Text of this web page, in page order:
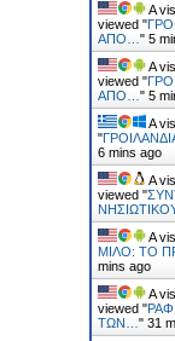
A
viewed "
ΑΠΟ… " 5
A
viewed "
ΑΠΟ… " 5
A
"
6 mins ago
A
viewed "
A
ΜΙΛΟ: ΤΟ
mins ago
A
viewed "
ΤΩΝ… " 31